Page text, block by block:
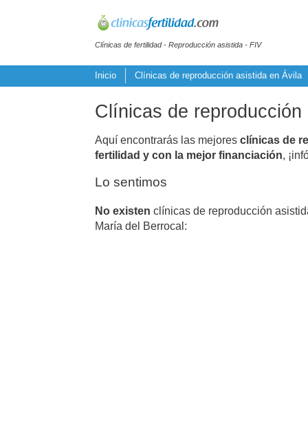
Clínicas de fertilidad - Reproducción asistida - FIV
Inicio Clínicas de reproducción asistida en Ávila
Clínicas de
Aquí encontrarás las mejores clínicas de
fertilidad y con la mejor financiación,
Lo sentimos
No existen clínicas de reproducción
María del Berrocal: